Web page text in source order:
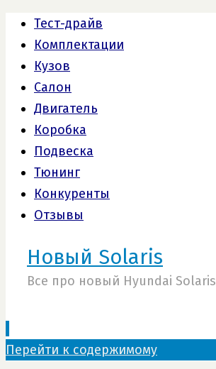
Тест-драйв
Комплектации
Кузов
Салон
Двигатель
Коробка
Подвеска
Тюнинг
Конкуренты
Отзывы
Новый Solaris
Все про новый Hyundai Solaris
Перейти к содержимому